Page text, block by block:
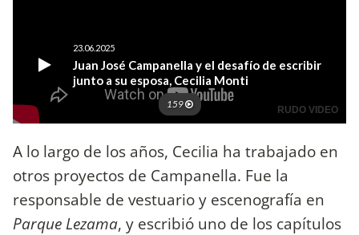
A lo largo de los años, Cecilia ha trabajado en
otros proyectos de Campanella. Fue la
responsable de vestuario y escenografía en
Parque Lezama, y escribió uno de los capítulos